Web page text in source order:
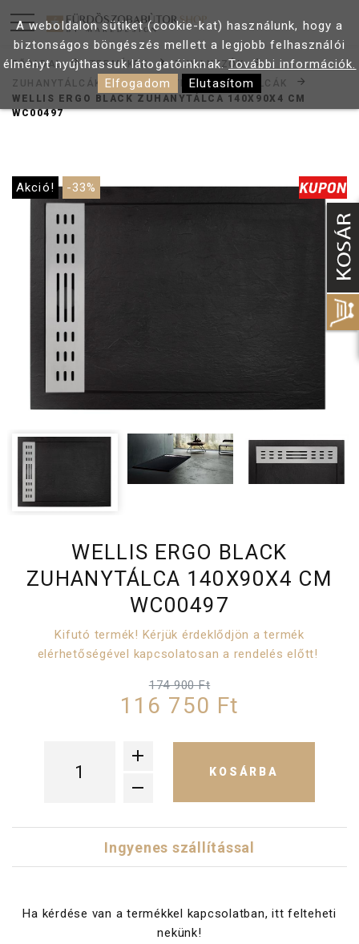
FŐOLDAL TERMÉKEK
ZUHANYZÓK
ZUHANYTÁLCÁK
SZÖGLETES ZUHANYTÁLCÁK
WELLIS ERGO BLACK ZUHANYTÁLCA 140X90X4 CM
WC00497
Akció! -33%
WELLIS ERGO BLACK
ZUHANYTÁLCA 140X90X4 CM
WC00497
Kifutó termék! Kérjük érdeklődjön a termék
elérhetőségével kapcsolatosan a rendelés előtt!
174 900 Ft
116 750 Ft
KOSÁRBA
Ingyenes szállítással
Ha kérdése van a termékkel kapcsolatban, itt felteheti
nekünk!
A weboldalon sütiket (cookie-kat) használunk, hogy a
biztonságos böngészés mellett a legjobb felhasználói
élményt nyújthassuk látogatóinknak.További információk.
Elfogadom
Elutasítom